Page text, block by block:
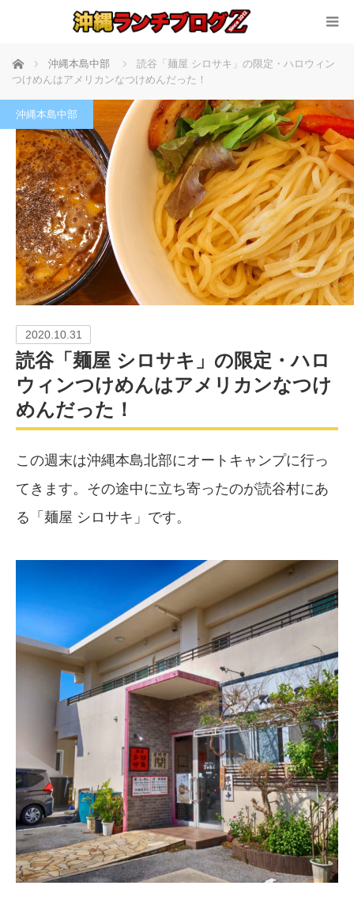
ホーム 沖縄本島中部
読谷「麺屋 シロサキ」の限定・ハロウィン
つけめんはアメリカンなつけめんだった！
沖縄本島中部
2020.10.31
読谷「麺屋 シロサキ」の限定・ハロ
ウィンつけめんはアメリカンなつけ
めんだった！
この週末は沖縄本島北部にオートキャンプに行っ
てきます。その途中に立ち寄ったのが読谷村にあ
る「麺屋 シロサキ」です。